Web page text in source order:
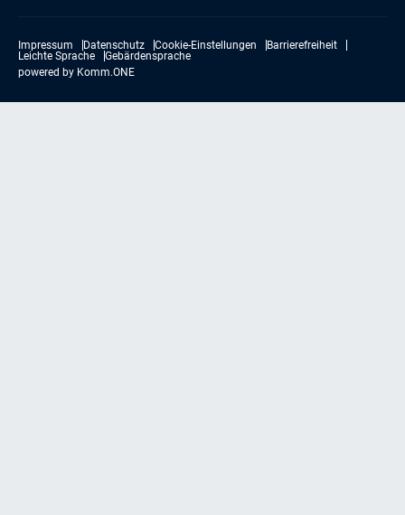
Impressum Datenschutz Cookie-Einstellungen
Barrierefreiheit
Leichte Sprache
Gebärdensprache
powered by Komm.ONE